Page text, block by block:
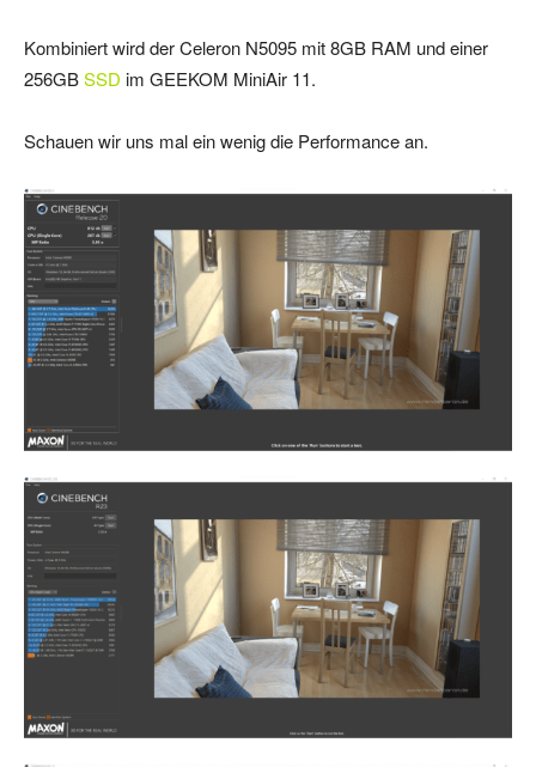
Kombiniert wird der Celeron N5095 mit 8GB RAM und einer
256GBSSD im GEEKOM MiniAir 11.
Schauen wir uns mal ein wenig die Performance an.